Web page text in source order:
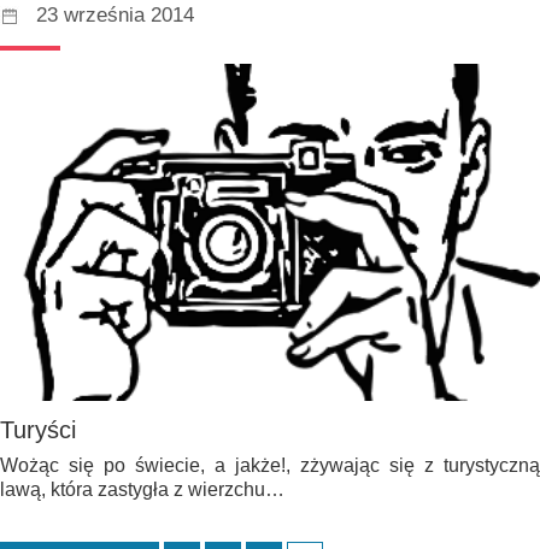
23 września 2014
Turyści
Wożąc się po świecie, a jakże!, zżywając się z turystyczną
lawą, która zastygła z wierzchu…